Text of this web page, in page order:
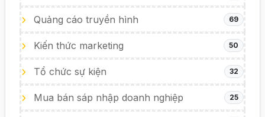
Quảng cáo truyền hình 69
Kiến thức marketing 50
Tổ chức sự kiện 32
Mua bán sáp nhập doanh nghiệp 25